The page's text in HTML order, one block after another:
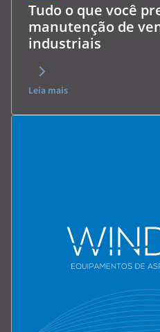
Tudo o que você
manutenção de
industriais
Leia mais